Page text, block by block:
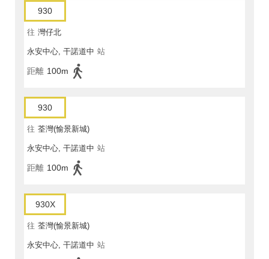
930
往 灣仔北
永安中心, 干諾道中 站
距離 100m
930
往 荃灣(愉景新城)
永安中心, 干諾道中 站
距離 100m
930X
往 荃灣(愉景新城)
永安中心, 干諾道中 站